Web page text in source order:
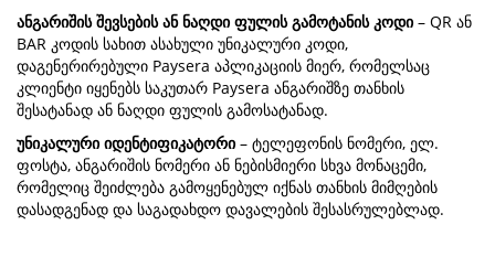
ანგარიშის შევსების ან ნაღდი ფულის გამოტანის კოდი – QR ან
BAR კოდის სახით ასახული უნიკალური კოდი,
დაგენერირებული Paysera აპლიკაციის მიერ, რომელსაც
კლიენტი იყენებს საკუთარ Paysera ანგარიშზე თანხის
შესატანად ან ნაღდი ფულის გამოსატანად.
უნიკალური იდენტიფიკატორი – ტელეფონის ნომერი, ელ.
ფოსტა, ანგარიშის ნომერი ან ნებისმიერი სხვა მონაცემი,
რომელიც შეიძლება გამოყენებულ იქნას თანხის მიმღების
დასადგენად და საგადახდო დავალების შესასრულებლად.